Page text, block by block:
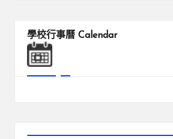
學校行事曆 Calendar